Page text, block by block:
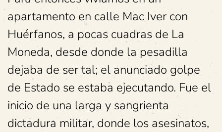
apartamento en calle Mac Iver con
Huérfanos, a pocas cuadras de La
Moneda, desde donde la pesadilla
dejaba de ser tal; el anunciado golpe
de Estado se estaba ejecutando. Fue el
inicio de una larga y sangrienta
dictadura militar, donde los asesinatos,